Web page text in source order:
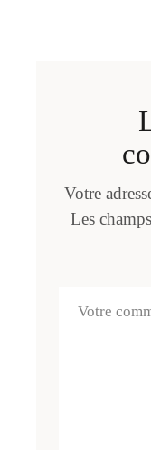
Votre
Les